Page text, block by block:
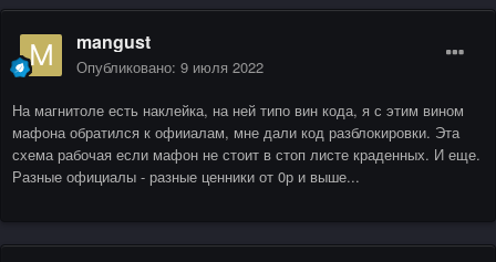
mangust
Опубликовано: 9 июля 2022
На магнитоле есть наклейка, на ней типо вин кода, я с этим вином
мафона обратился к офииалам, мне дали код разблокировки. Эта
схема рабочая если мафон не стоит в стоп листе краденных. И еще.
Разные официалы - разные ценники от 0р и выше...